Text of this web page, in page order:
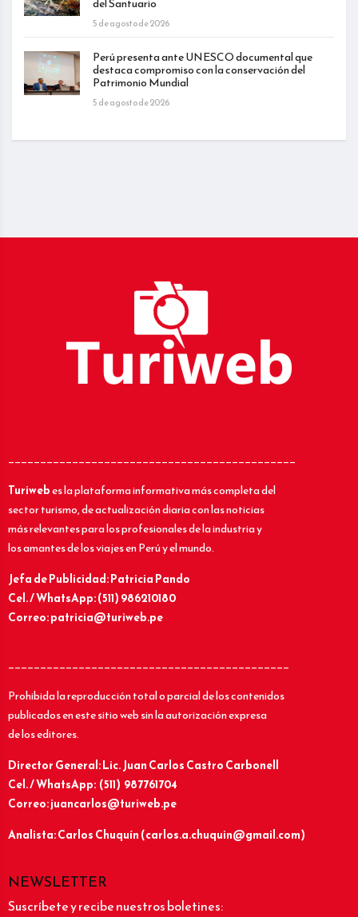
del Santuario
5 de agosto de 2026
Perú presenta ante UNESCO documental que
destaca compromiso con la conservación del
Patrimonio Mundial
5 de agosto de 2026
_____________________________________________
Turiwebes la plataforma informativa más completa del
sector turismo, de actualización diaria con las noticias
más relevantes para los profesionales de la industria y
los amantes de los viajes en Perú y el mundo.
Jefa de Publicidad: Patricia Pando
Cel. / WhatsApp: (511) 986210180
Correo: patricia@turiweb.pe
____________________________________________
Prohibida la reproducción total o parcial de los contenidos
publicados en este sitio web sin la autorización expresa
de los editores.
Director General: Lic.Juan Carlos Castro Carbonell
Cel. / WhatsApp: (511) 987761704
Correo: juancarlos@turiweb.pe
Analista: Carlos Chuquín (carlos.a.chuquin@gmail.com)
NEWSLETTER
Suscríbete y recibe nuestros boletines: